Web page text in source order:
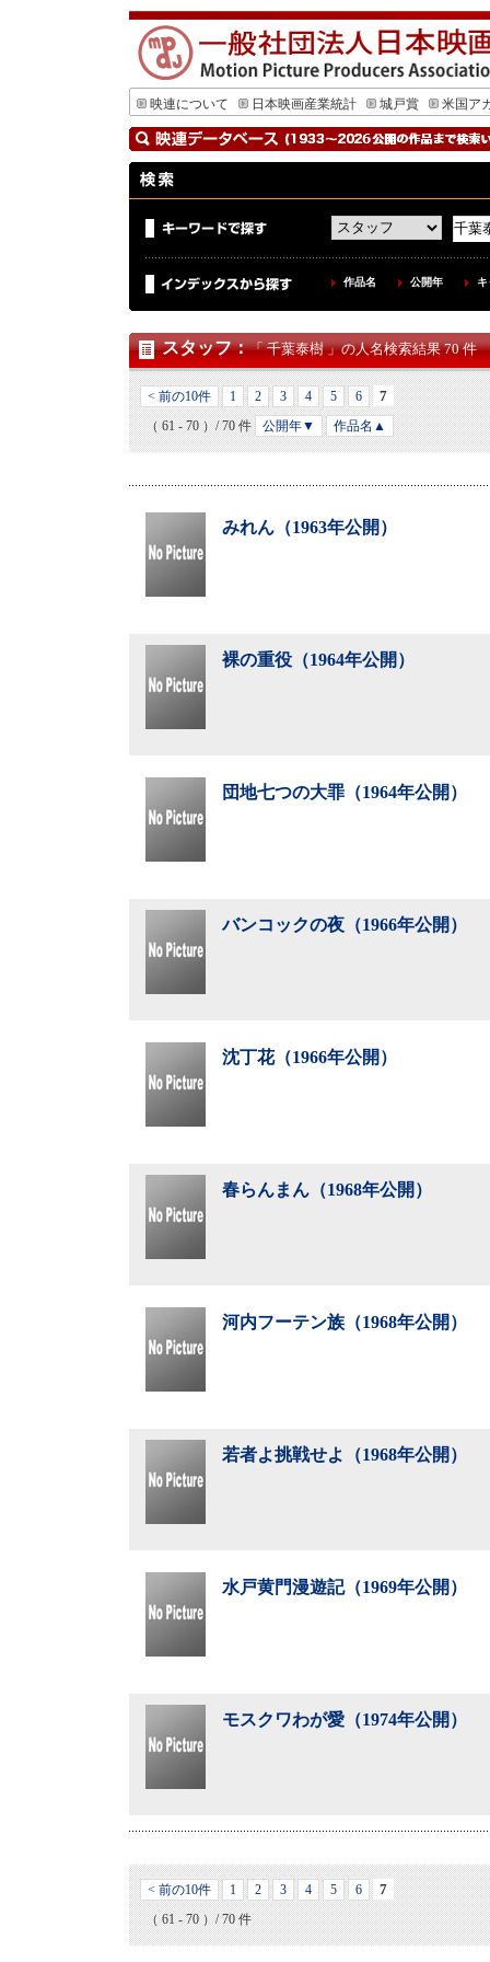
映連について 日本映画産業統計 城戸賞 米国ア
作品名 公開年
スタッフ：「 千葉泰樹 」の人名検索結果 70 件
< 前の10件 1 2 3 4 5 6 7
（ 61 - 70 ）/ 70 件 公開年▼ 作品名▲
みれん（1963年公開）
裸の重役（1964年公開）
団地七つの大罪（1964年公開）
バンコックの夜（1966年公開）
沈丁花（1966年公開）
春らんまん（1968年公開）
河内フーテン族（1968年公開）
若者よ挑戦せよ（1968年公開）
水戸黄門漫遊記（1969年公開）
モスクワわが愛（1974年公開）
< 前の10件 1 2 3 4 5 6 7
（ 61 - 70 ）/ 70 件